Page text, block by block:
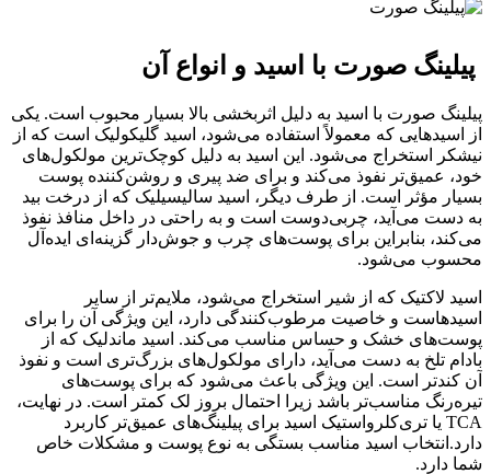
پیلینگ صورت با اسید و انواع آن
پیلینگ صورت با اسید به دلیل اثربخشی بالا بسیار محبوب است. یکی
از اسیدهایی که معمولاً استفاده می‌شود، اسید گلیکولیک است که از
نیشکر استخراج می‌شود. این اسید به دلیل کوچک‌ترین مولکول‌های
خود، عمیق‌تر نفوذ می‌کند و برای ضد پیری و روشن‌کننده پوست
بسیار مؤثر است. از طرف دیگر، اسید سالیسیلیک که از درخت بید
به دست می‌آید، چربی‌دوست است و به راحتی در داخل منافذ نفوذ
می‌کند، بنابراین برای پوست‌های چرب و جوش‌دار گزینه‌ای ایده‌آل
محسوب می‌شود.
اسید لاکتیک که از شیر استخراج می‌شود، ملایم‌تر از سایر
اسیدهاست و خاصیت مرطوب‌کنندگی دارد، این ویژگی آن را برای
پوست‌های خشک و حساس مناسب می‌کند. اسید ماندلیک که از
بادام تلخ به دست می‌آید، دارای مولکول‌های بزرگ‌تری است و نفوذ
آن کندتر است. این ویژگی باعث می‌شود که برای پوست‌های
تیره‌رنگ مناسب‌تر باشد زیرا احتمال بروز لک کمتر است. در نهایت،
TCA یا تری‌کلرواستیک اسید برای پیلینگ‌های عمیق‌تر کاربرد
دارد.انتخاب اسید مناسب بستگی به نوع پوست و مشکلات خاص
شما دارد.